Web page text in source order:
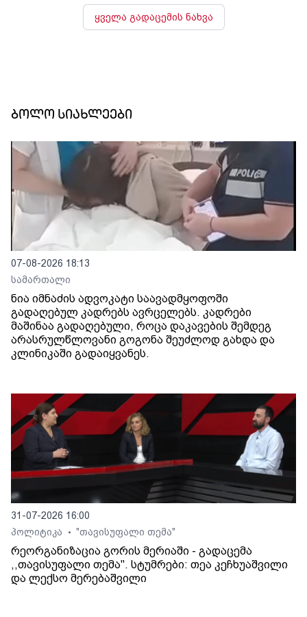
ყველა გადაცემის ნახვა
ბოლო სიახლეები
07-08-2026 18:13
სამართალი
ნია იმნაძის ადვოკატი საავადმყოფოში
გადაღებულ კადრებს ავრცელებს. კადრები
მაშინაა გადაღებული, როცა დაკავების შემდეგ
არასრულწლოვანი გოგონა შეუძლოდ გახდა და
კლინიკაში გადაიყვანეს.
31-07-2026 16:00
პოლიტიკა
• "თავისუფალი თემა"
რეორგანიზაცია გორის მერიაში - გადაცემა
,,თავისუფალი თემა". სტუმრები: თეა კეჩხუაშვილი
და ლექსო მერებაშვილი